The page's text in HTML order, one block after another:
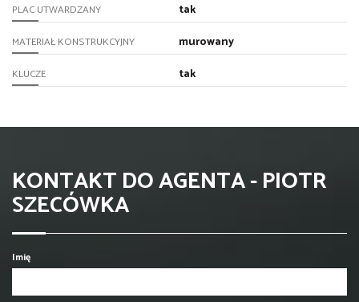
PLAC UTWARDZANY tak
MATERIAŁ KONSTRUKCYJNY murowany
KLUCZE tak
KONTAKT DO AGENTA - PIOTR
SZECÓWKA
Imię